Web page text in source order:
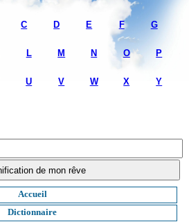
C D E F G
L M N O P
U V W X Y
Accueil
Dictionnaire